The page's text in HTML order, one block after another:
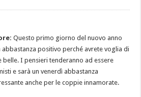
Questo primo giorno del nuovo anno
abbastanza positivo perché avrete voglia di
belle. I pensieri tenderanno ad essere
e sarà un venerdì abbastanza
anche per le coppie innamorate.